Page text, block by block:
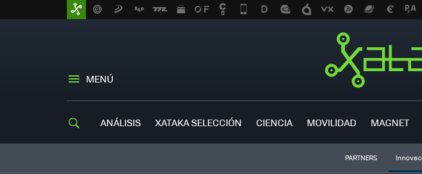
MENÚ
ANÁLISIS XATAKA SELECCIÓN CIENCIA MOVILIDAD MAGNET
PARTNERS